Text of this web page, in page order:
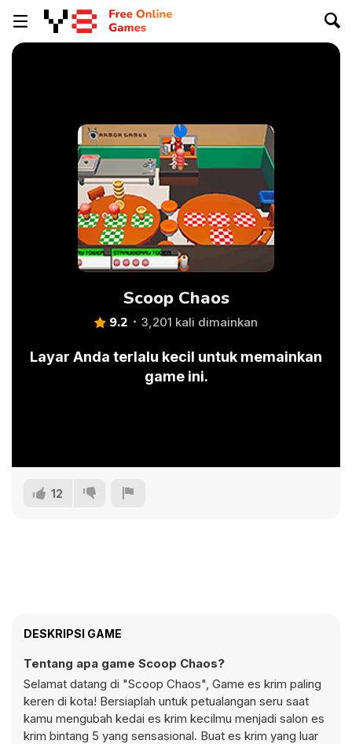
Scoop Chaos
9.2 3,201 kali dimainkan
Layar Anda terlalu kecil untuk memainkan
game ini.
12
DESKRIPSI GAME
Tentang apa game Scoop Chaos?
Selamat datang di "Scoop Chaos", Game es krim paling
keren di kota! Bersiaplah untuk petualangan seru saat
kamu mengubah kedai es krim kecilmu menjadi salon es
krim bintang 5 yang sensasional. Buat es krim yang luar